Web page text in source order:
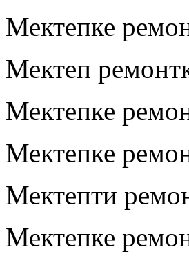
Мектепке
Мектеп
Мектепке
Мектепке
Мектепти
Мектепке